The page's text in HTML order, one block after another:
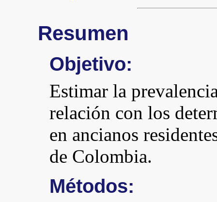
Resumen
Objetivo:
Estimar la
relación con los
en ancianos
de Colombia.
Métodos: